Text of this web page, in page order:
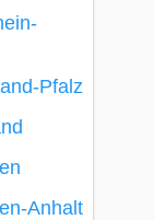
Pfalz
Anhalt